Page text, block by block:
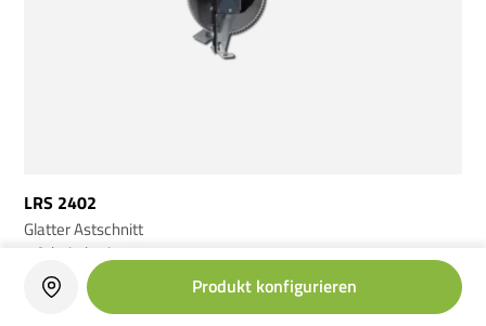
LRS 2402
Glatter Astschnitt
↕️ Arbeitsbreite: 2,4 m
🌳 Aststärken: Ø 21 cm
Produkt konfigurieren